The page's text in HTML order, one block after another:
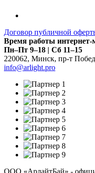
Договор публичной
Время работы интернет-
Пн–Пт 9–18 | Сб 11–15
220062, Минск, пр-т
info@arlight.pro
ООО «АрлайтБай» -